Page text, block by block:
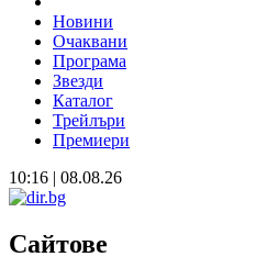
Новини
Очаквани
Програма
Звезди
Каталог
Трейлъри
Премиери
10:16 | 08.08.26
Сайтове